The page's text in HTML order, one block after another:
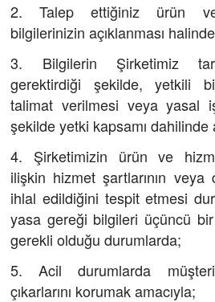
2. Talep ettiğiniz ürün
bilgilerinizin açıklanması
3. Bilgilerin Şirketimiz
gerektirdiği şekilde, yetkili
talimat verilmesi veya yasal
şekilde yetki kapsamı dahilinde
4. Şirketimizin ürün ve
ilişkin hizmet şartlarının veya
ihlal edildiğini tespit etmesi
yasa gereği bilgileri üçüncü bir
gerekli olduğu durumlarda;
5. Acil durumlarda
çıkarlarını korumak amacıyla;